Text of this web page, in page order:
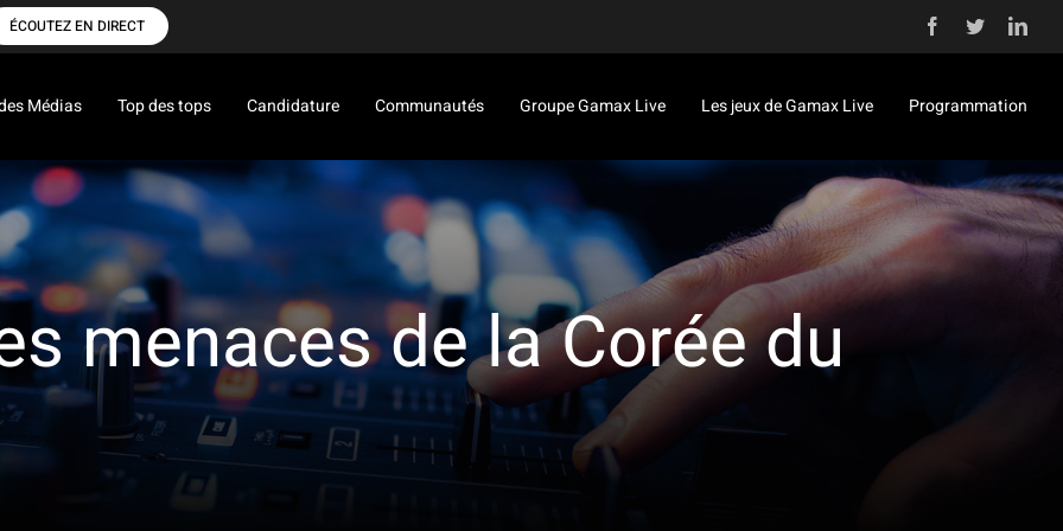
ÉCOUTEZ EN DIRECT Facebook
Twitter
Médias Top des tops Candidature Communautés Groupe Gamax Live Les jeux de Gamax Live Programmation
menaces de la Corée du